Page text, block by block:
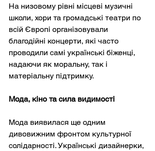
На низовому рівні місцеві музичні
школи, хори та громадські театри по
всій Європі організовували
благодійні концерти, які часто
проводили самі українські біженці,
надаючи як моральну, так і
матеріальну підтримку.
Мода, кіно та сила видимості
Мода виявилася ще одним
дивовижним фронтом культурної
солідарності. Українські дизайнерки,